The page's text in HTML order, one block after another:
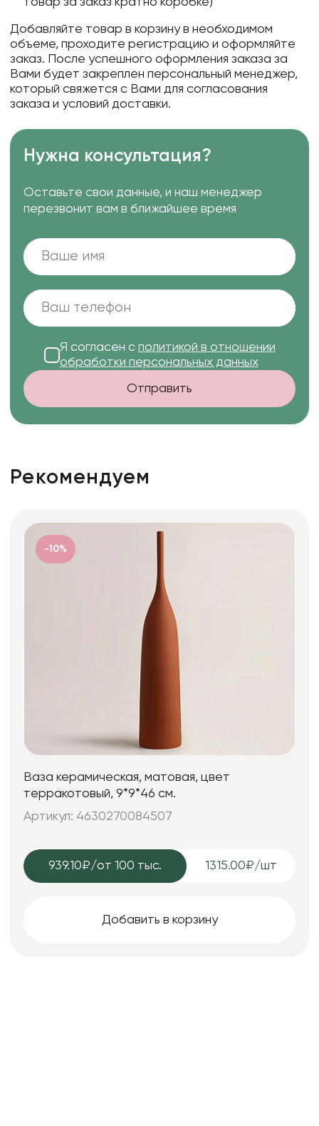
Добавляйте товар в корзину в необходимом
объеме, проходите регистрацию и оформляйте
заказ. После успешного оформления заказа за
Вами будет закреплен персональный менеджер,
который свяжется с Вами для согласования
заказа и условий доставки.
Нужна консультация?
Оставьте свои данные, и наш менеджер
перезвонит вам в ближайшее время
Я согласен с политикой в отношении
обработки персональных данных
Отправить
Рекомендуем
-10%
Ваза керамическая, матовая, цвет
терракотовый, 9*9*46 см.
Артикул: 4630270084507
939.10₽/от 100 тыс. 1315.00₽/шт
Добавить в корзину